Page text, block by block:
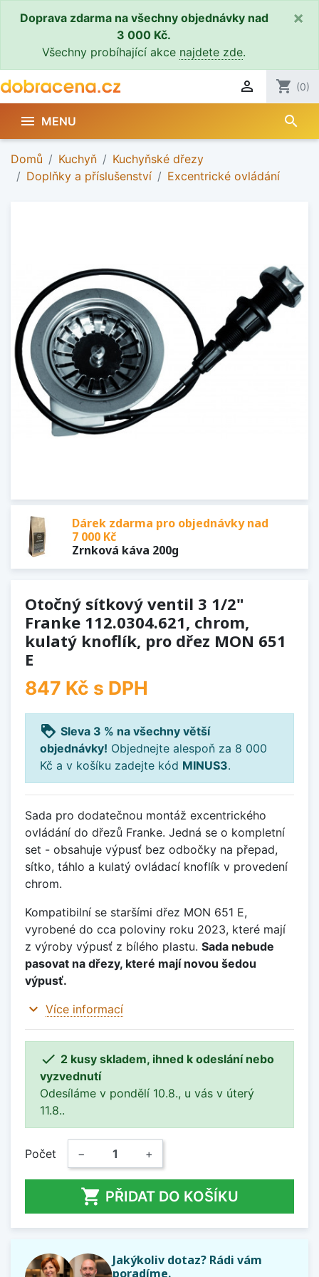
Doprava zdarma na všechny objednávky nad
3 000 Kč.
Všechny probíhající akce najdete zde.
×
 shopping_cart (0)
 MENU search
Domů Kuchyň
Kuchyňské dřezy
Doplňky a příslušenství
Excentrické ovládání
Dárek zdarma pro objednávky nad
7 000 Kč
Zrnková káva 200g
Otočný sítkový ventil 3 1/2"
Franke 112.0304.621, chrom,
kulatý knoflík, pro dřez MON 651
E
847 Kč s DPH
loyalty Sleva 3 % na všechny větší
objednávky! Objednejte alespoň za 8 000
Kč a v košíku zadejte kód MINUS3.
Sada pro dodatečnou montáž excentrického
ovládání do dřezů Franke. Jedná se o kompletní
set - obsahuje výpusť bez odbočky na přepad,
sítko, táhlo a kulatý ovládací knoflík v provedení
chrom.
Kompatibilní se staršími dřez MON 651 E,
vyrobené do cca poloviny roku 2023, které mají
z výroby výpusť z bílého plastu. Sada nebude
pasovat na dřezy, které mají novou šedou
výpusť.
expand_more Více informací
 2 kusy skladem, ihned k odeslání nebo
vyzvednutí
Odesíláme v pondělí 10.8., u vás v úterý
11.8..
Počet − +
 PŘIDAT DO KOŠÍKU
Jakýkoliv dotaz? Rádi vám
poradíme.